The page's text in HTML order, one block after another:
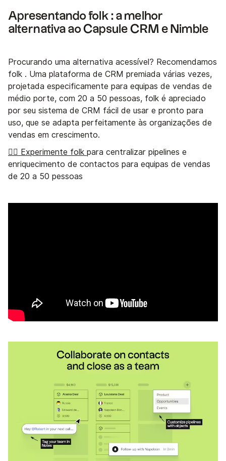
Apresentando folk : a melhor
alternativa ao Capsule CRM e Nimble
Procurando uma alternativa acessível? Recomendamos
folk . Uma plataforma de CRM premiada várias vezes,
projetada especificamente para equipas de vendas de
médio porte, com 20 a 50 pessoas, folk é apreciado
por seu sistema de CRM fácil de usar e pronto para
uso, que se adapta perfeitamente às organizações de
vendas em crescimento.
👉🏼 Experimente folk para centralizar pipelines e
enriquecimento de contactos para equipas de vendas
de 20 a 50 pessoas